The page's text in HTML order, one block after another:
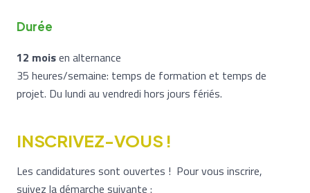
Durée
12 moisen alternance
35 heures/semaine: temps de formation et temps de
projet. Du lundi au vendredi hors jours fériés.
INSCRIVEZ-VOUS !
Les candidatures sont ouvertes ! Pour vous inscrire,
suivez la démarche suivante :